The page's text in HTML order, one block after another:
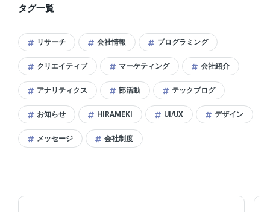
タグ一覧
リサーチ 会社情報 プログラミング
クリエイティブ マーケティング 会社紹介
アナリティクス 部活動 テックブログ
お知らせ HIRAMEKI UI/UX デザイン
メッセージ 会社制度